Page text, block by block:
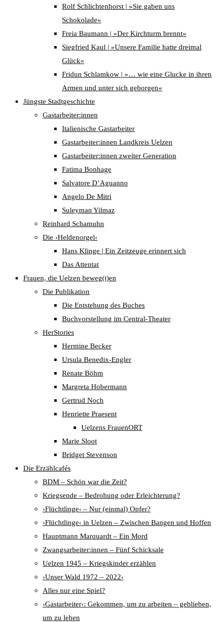
Rolf Schlichtenhorst | »Sie gaben uns
Schokolade«
Freia Baumann | »Der Kirchturm brennt«
Siegfried Kaul | »Unsere Familie hatte dreimal
Glück«
Fridun Schlamkow | »… wie eine Glucke in ihren
Armen und unter sich geborgen«
Jüngste Stadtgeschichte
Gastarbeiter:innen
Italienische Gastarbeiter
Gastarbeiter:innen Landkreis Uelzen
Gastarbeiter:innen zweiter Generation
Fatima Bonhage
Salvatore D’Aguanno
Angelo De Mitri
Suleyman Yilmaz
Reinhard Schamuhn
Die ›Heldenorgel‹
Hans Klinge | Ein Zeitzeuge erinnert sich
Das Attentat
Frauen, die Uelzen beweg(t)en
Die Publikation
Die Entstehung des Buches
Buchvorstellung im Central-Theater
HerStories
Hermine Becker
Ursula Benedix-Engler
Renate Böhm
Margreta Hobermann
Gertrud Noch
Henriette Praesent
Uelzens FrauenORT
Marie Sloot
Bridget Stevenson
Die Erzählcafés
BDM – Schön war die Zeit?
Kriegsende – Bedrohung oder Erleichterung?
›Flüchtlinge‹ – Nur (einmal) Opfer?
›Flüchtlinge‹ in Uelzen – Zwischen Bangen und Hoffen
Hauptmann Marquardt – Ein Mord
Zwangsarbeiter:innen – Fünf Schicksale
Uelzen 1945 – Kriegskinder erzählen
›Unser Wald 1972 – 2022‹
Alles nur eine Spiel?
›Gastarbeiter‹: Gekommen, um zu arbeiten – geblieben,
um zu leben